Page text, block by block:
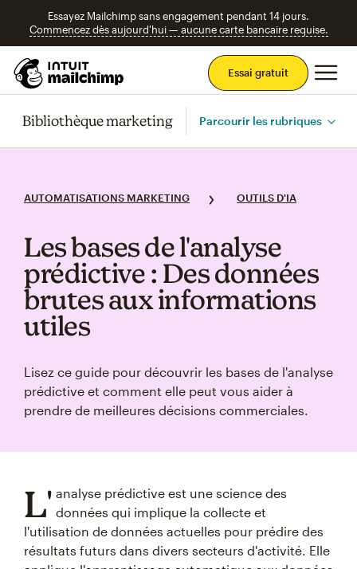
Essayez Mailchimp sans engagement pendant 14 jours.
Commencez dès aujourd'hui — aucune carte bancaire requise.
Essai gratuit
Bibliothèque marketing Parcourir les rubriques
AUTOMATISATIONS MARKETING OUTILS D'IA
Les bases de l'analyse
prédictive : Des données
brutes aux informations
utiles
Lisez ce guide pour découvrir les bases de l'analyse
prédictive et comment elle peut vous aider à
prendre de meilleures décisions commerciales.
L' analyse prédictive est une science des
données qui implique la collecte et
l'utilisation de données actuelles pour prédire des
résultats futurs dans divers secteurs d'activité. Elle